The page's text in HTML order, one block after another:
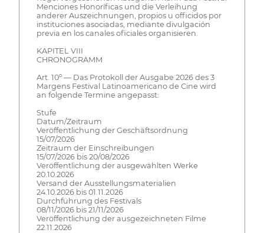
Menciones Honoríficas und die Verleihung
anderer Auszeichnungen, propios u officidos por
instituciones asociadas, mediante divulgación
previa en los canales oficiales organisieren.
KAPITEL VIII
CHRONOGRAMM
Art. 10º — Das Protokoll der Ausgabe 2026 des 3
Margens Festival Latinoamericano de Cine wird
an folgende Termine angepasst:
Stufe
Datum/Zeitraum
Veröffentlichung der Geschäftsordnung
15/07/2026
Zeitraum der Einschreibungen
15/07/2026 bis 20/08/2026
Veröffentlichung der ausgewählten Werke
20.10.2026
Versand der Ausstellungsmaterialien
24.10.2026 bis 01.11.2026
Durchführung des Festivals
08/11/2026 bis 21/11/2026
Veröffentlichung der ausgezeichneten Filme
22.11.2026